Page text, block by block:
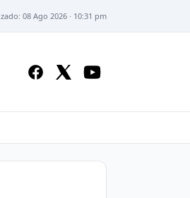
08 Ago 2026 · 10:31 pm